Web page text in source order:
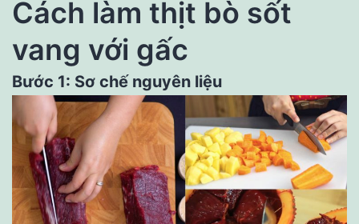
Cách làm thịt bò sốt
vang với gấc
Bước 1: Sơ chế nguyên liệu